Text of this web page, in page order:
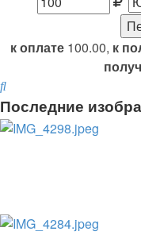
к оплате100.00, к
Поиск
Последние